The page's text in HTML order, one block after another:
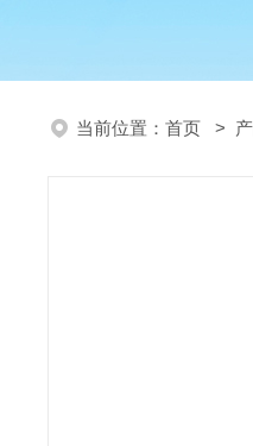
当前位置： 首页 >